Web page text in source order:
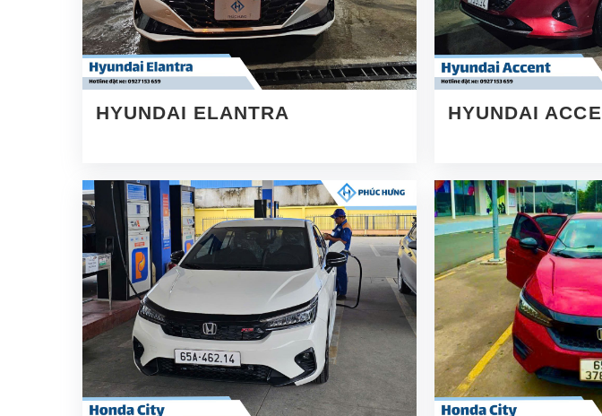
HYUNDAI ELANTRA HYUNDAI